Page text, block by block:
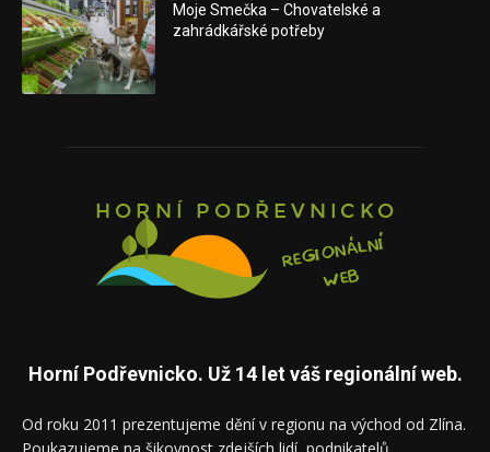
Moje Smečka – Chovatelské a
zahrádkářské potřeby
Horní Podřevnicko. Už 14 let váš regionální web.
Od roku 2011 prezentujeme dění v regionu na východ od Zlína.